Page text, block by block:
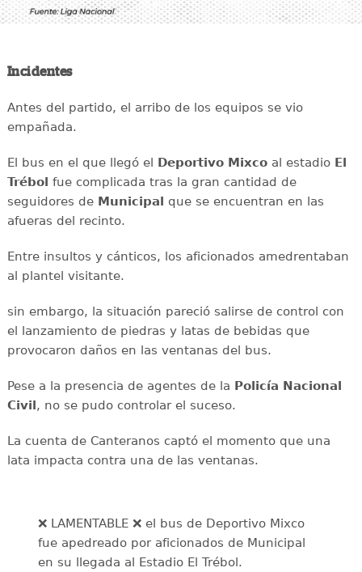
Incidentes
Antes del partido, el arribo de los equipos se vio
empañada.
El bus en el que llegó el Deportivo Mixcoal estadioEl
Trébol fue complicada tras la gran cantidad de
seguidores de Municipal
que se encuentran en las
afueras del recinto.
Entre insultos y cánticos, los aficionados amedrentaban
al plantel visitante.
sin embargo, la situación pareció salirse de control con
el lanzamiento de piedras y latas de bebidas que
provocaron daños en las ventanas del bus.
Pese a la presencia de agentes de la Policía Nacional
Civil , no se pudo controlar el suceso.
La cuenta de Canteranos captó el momento que una
lata impacta contra una de las ventanas.
❌ LAMENTABLE ❌ el bus de Deportivo Mixco
fue apedreado por aficionados de Municipal
en su llegada al Estadio El Trébol.